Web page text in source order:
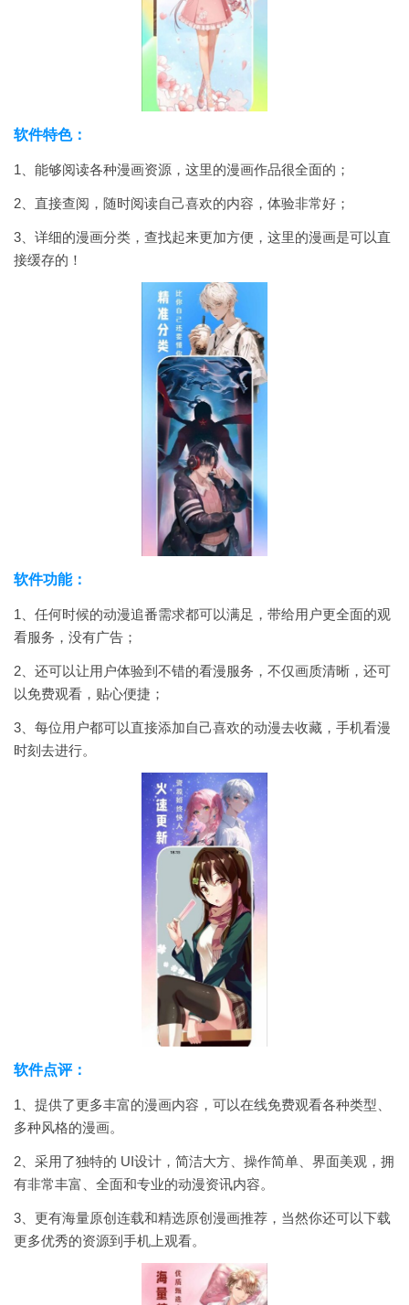
软件特色：
1、能够阅读各种漫画资源，这里的漫画作品很全面的；
2、直接查阅，随时阅读自己喜欢的内容，体验非常好；
3、详细的漫画分类，查找起来更加方便，这里的漫画是可以直
接缓存的！
软件功能：
1、任何时候的动漫追番需求都可以满足，带给用户更全面的观
看服务，没有广告；
2、还可以让用户体验到不错的看漫服务，不仅画质清晰，还可
以免费观看，贴心便捷；
3、每位用户都可以直接添加自己喜欢的动漫去收藏，手机看漫
时刻去进行。
软件点评：
1、提供了更多丰富的漫画内容，可以在线免费观看各种类型、
多种风格的漫画。
2、采用了独特的 UI设计，简洁大方、操作简单、界面美观，拥
有非常丰富、全面和专业的动漫资讯内容。
3、更有海量原创连载和精选原创漫画推荐，当然你还可以下载
更多优秀的资源到手机上观看。